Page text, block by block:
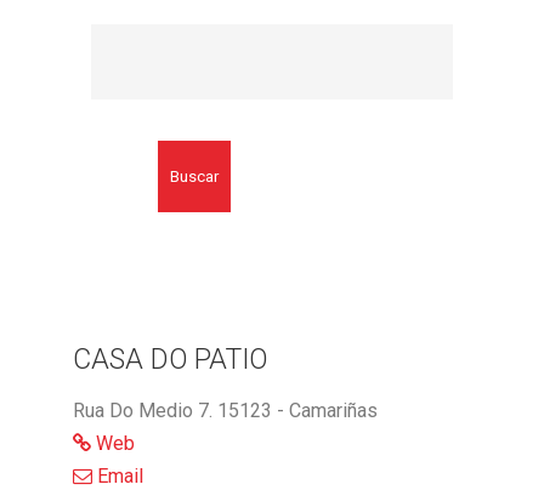
Buscar
CASA DO PATIO
Rua Do Medio 7. 15123 - Camariñas
Web
Email